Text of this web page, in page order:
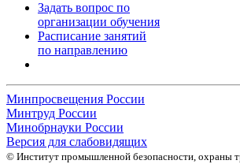
Задать вопрос по
организации обучения
Расписание занятий
по направлению
Минпросвещения России
Минтруд России
Минобрнауки России
Версия для слабовидящих
© Институт промышленной безопасности, охраны